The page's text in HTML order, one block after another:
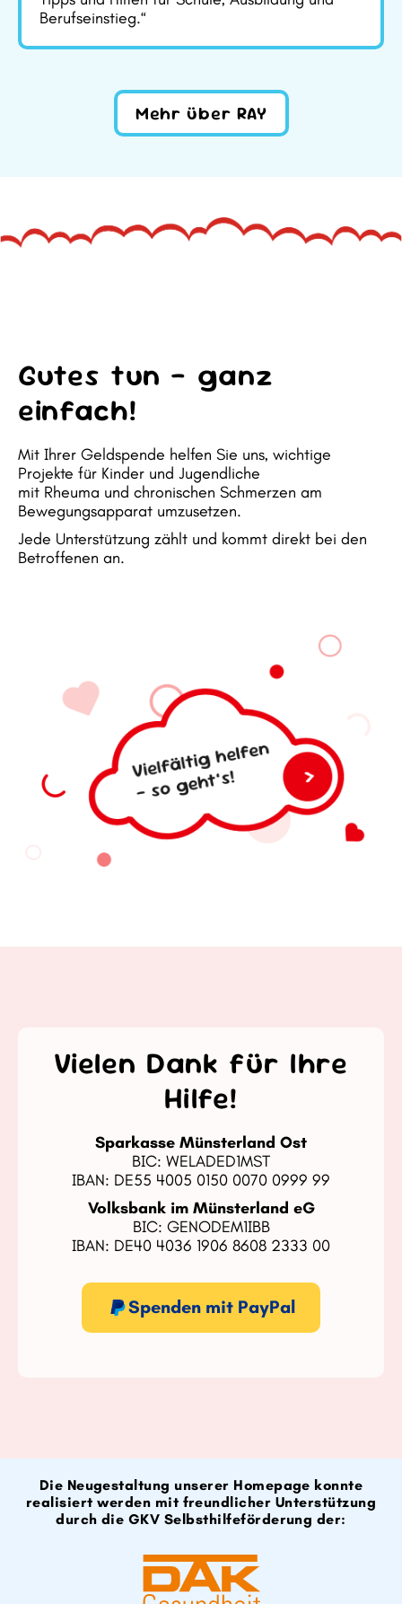
Berufseinstieg.“
Mehr über RAY
Gutes tun – ganz
einfach!
Mit Ihrer Geldspende helfen Sie uns, wichtige
Projekte für Kinder und Jugendliche
mit Rheuma und chronischen Schmerzen am
Bewegungsapparat umzusetzen.
Jede Unterstützung zählt und kommt direkt bei den
Betroffenen an.
Vielen Dank für Ihre
Hilfe!
Sparkasse Münsterland Ost
BIC: WELADED1MST
IBAN: DE55 4005 0150 0070 0999 99
Volksbank im Münsterland eG
BIC: GENODEM1IBB
IBAN: DE40 4036 1906 8608 2333 00
Spenden mit PayPal
Die Neugestaltung unserer Homepage konnte
realisiert werden mit freundlicher Unterstützung
durch die GKV Selbsthilfeförderung der: